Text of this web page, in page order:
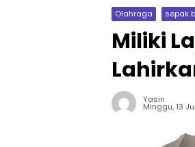
Olahraga sepak
Miliki
Yasin
Minggu, 13